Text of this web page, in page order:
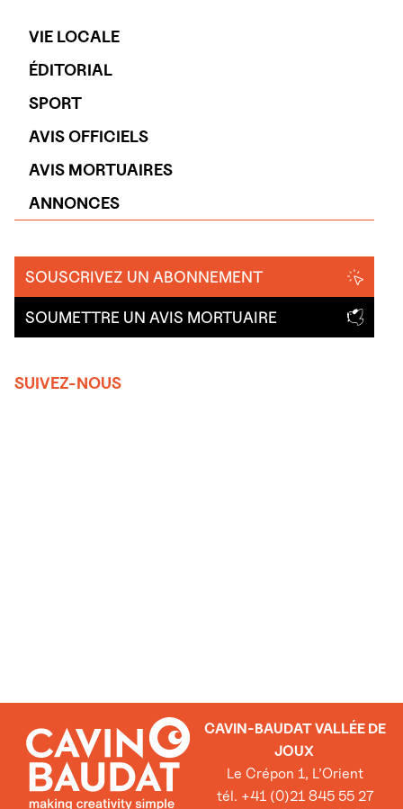
VIE LOCALE
ÉDITORIAL
SPORT
AVIS OFFICIELS
AVIS MORTUAIRES
ANNONCES
SOUSCRIVEZ UN ABONNEMENT
SOUMETTRE UN AVIS MORTUAIRE
SUIVEZ-NOUS
CAVIN-BAUDAT VALLÉE DE
JOUX
Le Crépon 1, L’Orient
tél. +41 (0)21 845 55 27